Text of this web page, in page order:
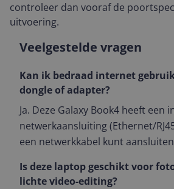
controleer dan vooraf de
uitvoering.
Veelgestelde vragen
Kan ik bedraad internet
dongle of adapter?
Ja. Deze Galaxy Book4 heeft een
netwerkaansluiting (Ethernet/
een netwerkkabel kunt
Is deze laptop geschikt voor
lichte video-editing?